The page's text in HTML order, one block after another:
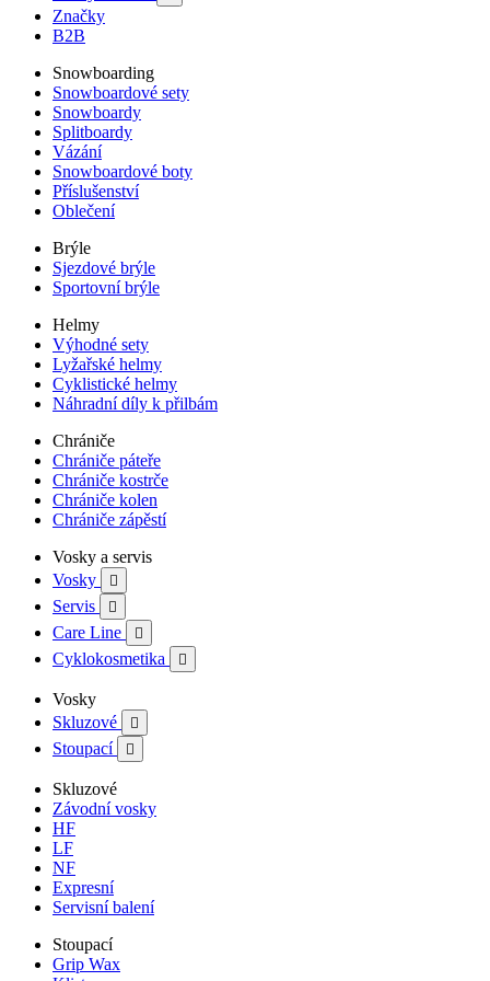
Značky
B2B
Snowboarding
Snowboardové sety
Snowboardy
Splitboardy
Vázání
Snowboardové boty
Příslušenství
Oblečení
Brýle
Sjezdové brýle
Sportovní brýle
Helmy
Výhodné sety
Lyžařské helmy
Cyklistické helmy
Náhradní díly k přilbám
Chrániče
Chrániče páteře
Chrániče kostrče
Chrániče kolen
Chrániče zápěstí
Vosky a servis
Vosky

Servis 
Care Line 
Cyklokosmetika 
Vosky
Skluzové

Stoupací 
Skluzové
Závodní vosky
HF
LF
NF
Expresní
Servisní balení
Stoupací
Grip Wax